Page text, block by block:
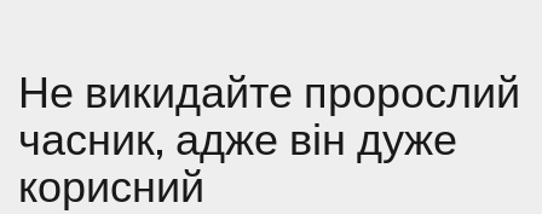
Не викидайте пророслий
часник, адже він дуже
корисний